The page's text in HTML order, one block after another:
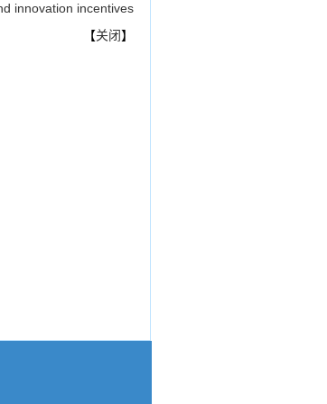
innovation incentives
【关闭】